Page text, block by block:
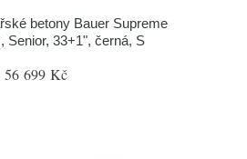
betony Bauer Supreme
Senior, 33+1", černá, S
56 699 Kč